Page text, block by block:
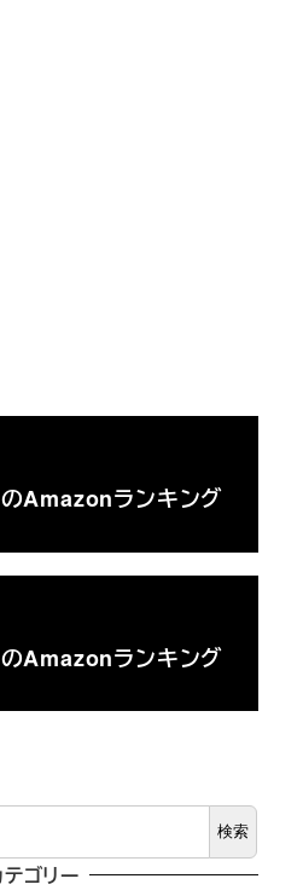
Amazonランキング
Amazonランキング
検索
テゴリー